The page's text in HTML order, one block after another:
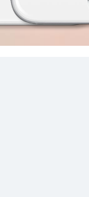
Talk FOX